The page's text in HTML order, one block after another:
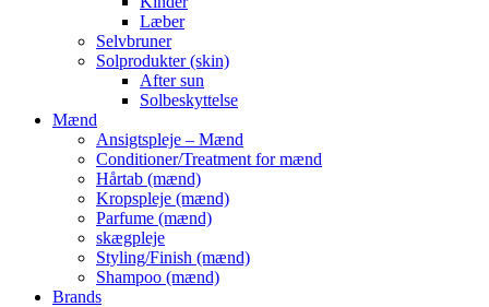
Læber
Selvbruner
Solprodukter (skin)
After sun
Solbeskyttelse
Mænd
Ansigtspleje – Mænd
Conditioner/Treatment for mænd
Hårtab (mænd)
Kropspleje (mænd)
Parfume (mænd)
skægpleje
Styling/Finish (mænd)
Shampoo (mænd)
Brands